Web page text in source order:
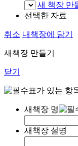
새 책장 만
선택한 자료
취소 내책장에 담기
새책장 만들기
닫기
표가 있는 항
새책장 명
새책장 설명